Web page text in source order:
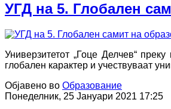
УГД на 5. Глобален
Универзитетот „Гоце Делчев“
глобален карактер и учествуваат
Објавено во Образование
Понеделник, 25 Јануари 2021 17:25